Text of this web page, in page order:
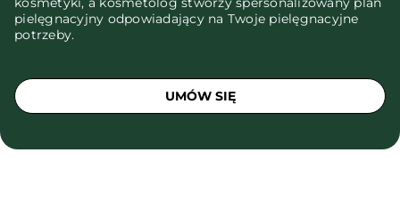
pielęgnacyjny odpowiadający na Twoje pielęgnacyjne
potrzeby.
UMÓW SIĘ